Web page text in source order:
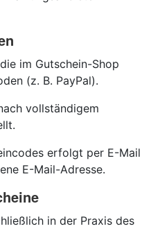
im Gutschein-Shop
(z. B. PayPal).
vollständigem
erfolgt per E-Mail
E-Mail-Adresse.
in der Praxis des